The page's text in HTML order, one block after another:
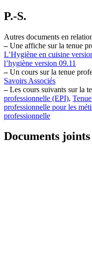
P.-S.
Autres documents en
–Une affiche sur la tenue
L’Hygiène en cuisine
l’hygiène version 09.11
–Un cours sur la tenue
Savoirs Associés
–Les cours suivants sur la
professionnelle (EPI),
professionnelle pour les
professionnelle
Documents joints